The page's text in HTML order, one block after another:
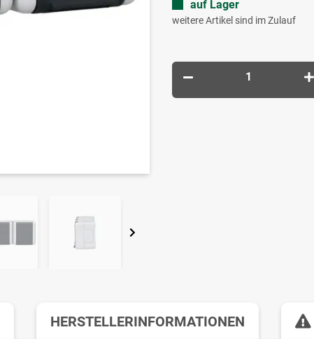
auf Lager
weitere Artikel sind im Zulauf
HERSTELLERINFORMATIONEN